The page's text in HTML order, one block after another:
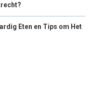
Eten en Tips om Het